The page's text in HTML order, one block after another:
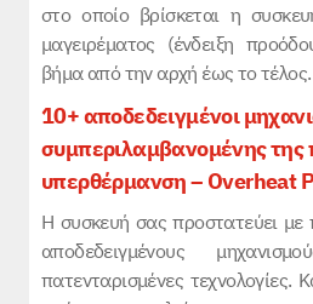
στο οποίο βρίσκεται η
μαγειρέματος (ένδειξη
βήμα από την αρχή έως το τέλος.
10+ αποδεδειγμένοι
συμπεριλαμβανομένης της
υπερθέρμανση – Overheat
Η συσκευή σας προστατεύει
αποδεδειγμένους
πατενταρισμένες τεχνολογίες.